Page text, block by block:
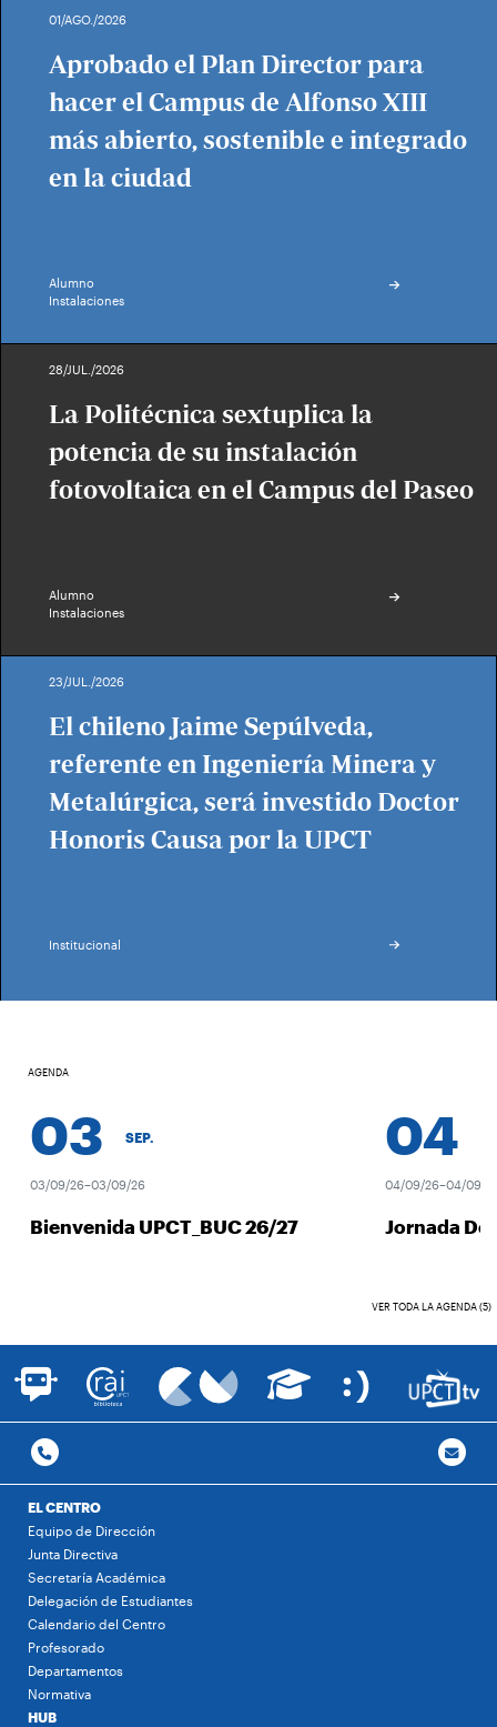
01/AGO./2026
Aprobado el Plan Director para
hacer el Campus de Alfonso XIII
más abierto, sostenible e integrado
en la ciudad
Alumno
Instalaciones
28/JUL./2026
La Politécnica sextuplica la
potencia de su instalación
fotovoltaica en el Campus del Paseo
Alumno
Instalaciones
23/JUL./2026
El chileno Jaime Sepúlveda,
referente en Ingeniería Minera y
Metalúrgica, será investido Doctor
Honoris Causa por la UPCT
Institucional
AGENDA
03 SEP.
03/09/26–03/09/26
Bienvenida UPCT_BUC 26/27
04
04/09/26–04/09/26
Jornada
VER TODA LA AGENDA (5)
EL CENTRO
Equipo de Dirección
Junta Directiva
Secretaría Académica
Delegación de Estudiantes
Calendario del Centro
Profesorado
Departamentos
Normativa
HUB